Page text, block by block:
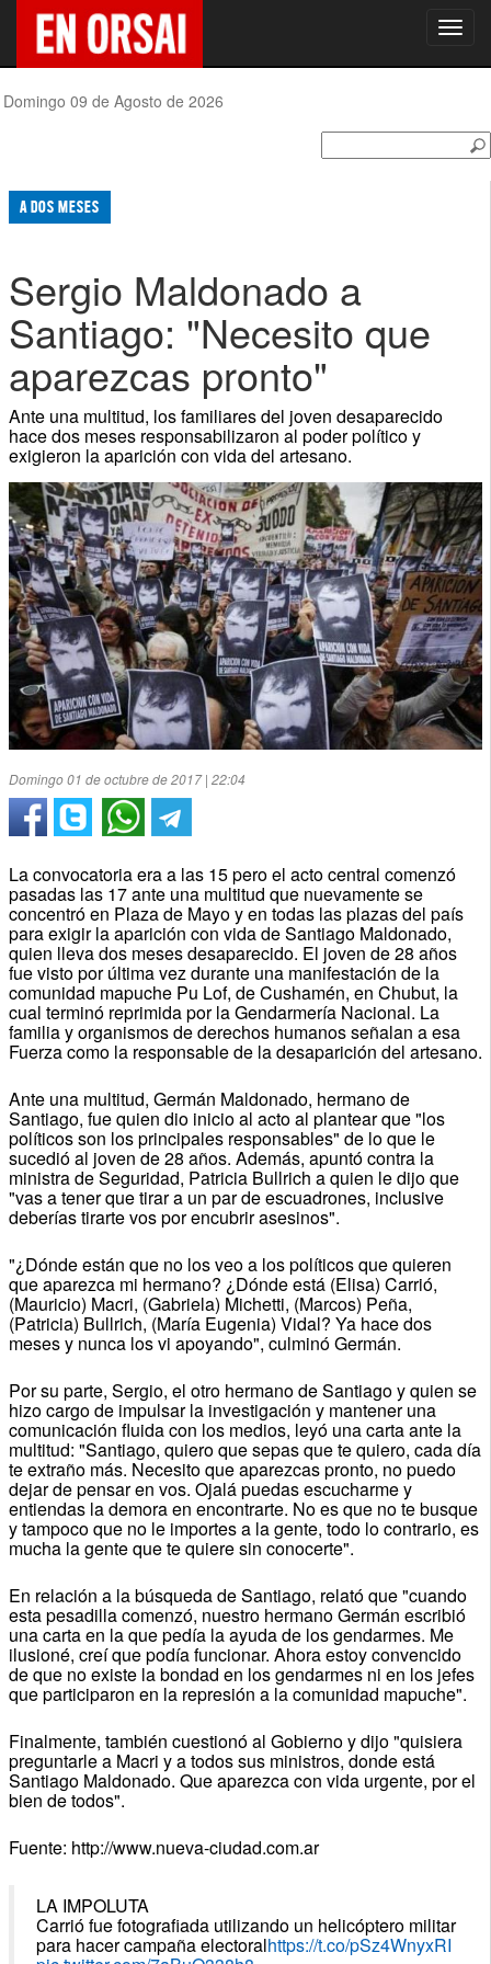
Domingo 09 de Agosto de 2026
A DOS MESES
Sergio Maldonado a
Santiago: "Necesito que
aparezcas pronto"
Ante una multitud, los familiares del joven desaparecido
hace dos meses responsabilizaron al poder político y
exigieron la aparición con vida del artesano.
Domingo 01 de octubre de 2017 | 22:04
La convocatoria era a las 15 pero el acto central comenzó
pasadas las 17 ante una multitud que nuevamente se
concentró en Plaza de Mayo y en todas las plazas del país
para exigir la aparición con vida de Santiago Maldonado,
quien lleva dos meses desaparecido. El joven de 28 años
fue visto por última vez durante una manifestación de la
comunidad mapuche Pu Lof, de Cushamén, en Chubut, la
cual terminó reprimida por la Gendarmería Nacional. La
familia y organismos de derechos humanos señalan a esa
Fuerza como la responsable de la desaparición del artesano.
Ante una multitud, Germán Maldonado, hermano de
Santiago, fue quien dio inicio al acto al plantear que "los
políticos son los principales responsables" de lo que le
sucedió al joven de 28 años. Además, apuntó contra la
ministra de Seguridad, Patricia Bullrich a quien le dijo que
"vas a tener que tirar a un par de escuadrones, inclusive
deberías tirarte vos por encubrir asesinos".
"¿Dónde están que no los veo a los políticos que quieren
que aparezca mi hermano? ¿Dónde está (Elisa) Carrió,
(Mauricio) Macri, (Gabriela) Michetti, (Marcos) Peña,
(Patricia) Bullrich, (María Eugenia) Vidal? Ya hace dos
meses y nunca los vi apoyando", culminó Germán.
Por su parte, Sergio, el otro hermano de Santiago y quien se
hizo cargo de impulsar la investigación y mantener una
comunicación fluida con los medios, leyó una carta ante la
multitud: "Santiago, quiero que sepas que te quiero, cada día
te extraño más. Necesito que aparezcas pronto, no puedo
dejar de pensar en vos. Ojalá puedas escucharme y
entiendas la demora en encontrarte. No es que no te busque
y tampoco que no le importes a la gente, todo lo contrario, es
mucha la gente que te quiere sin conocerte".
En relación a la búsqueda de Santiago, relató que "cuando
esta pesadilla comenzó, nuestro hermano Germán escribió
una carta en la que pedía la ayuda de los gendarmes. Me
ilusioné, creí que podía funcionar. Ahora estoy convencido
de que no existe la bondad en los gendarmes ni en los jefes
que participaron en la represión a la comunidad mapuche".
Finalmente, también cuestionó al Gobierno y dijo "quisiera
preguntarle a Macri y a todos sus ministros, donde está
Santiago Maldonado. Que aparezca con vida urgente, por el
bien de todos".
Fuente: http://www.nueva-ciudad.com.ar
LA IMPOLUTA
Carrió fue fotografiada utilizando un helicóptero militar
para hacer campaña electoralhttps://t.co/pSz4WnyxRI